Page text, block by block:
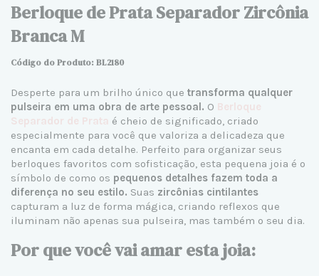
Berloque de Prata Separador Zircônia
Branca M
Código do Produto: BL2180
Desperte para um brilho único que transforma qualquer
pulseira em uma obra de arte pessoal. O
é cheio de significado, criado
especialmente para você que valoriza a delicadeza que
encanta em cada detalhe. Perfeito para organizar seus
berloques favoritos com sofisticação, esta pequena joia é o
símbolo de como os pequenos detalhes fazem toda a
diferença no seu estilo. Suas zircônias cintilantes
capturam a luz de forma mágica, criando reflexos que
iluminam não apenas sua pulseira, mas também o seu dia.
Por que você vai amar esta joia: